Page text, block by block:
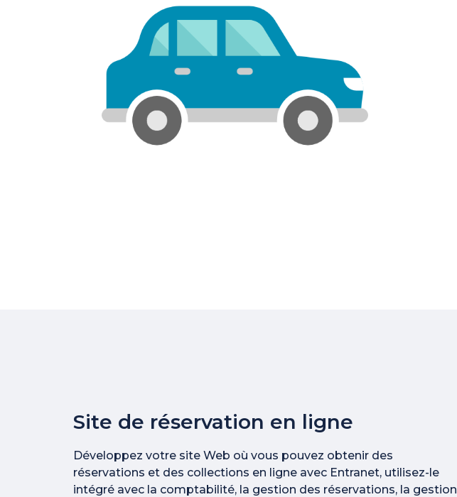
Site de réservation en ligne
Développez votre site Web où vous pouvez obtenir des
réservations et des collections en ligne avec Entranet, utilisez-le
intégré avec la comptabilité, la gestion des réservations, la gestion